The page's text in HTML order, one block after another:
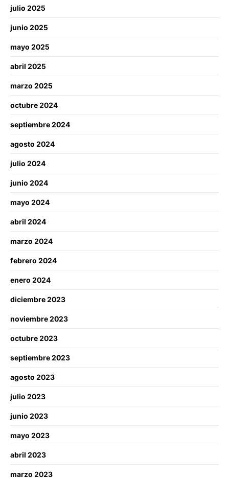
julio 2025
junio 2025
mayo 2025
abril 2025
marzo 2025
octubre 2024
septiembre 2024
agosto 2024
julio 2024
junio 2024
mayo 2024
abril 2024
marzo 2024
febrero 2024
enero 2024
diciembre 2023
noviembre 2023
octubre 2023
septiembre 2023
agosto 2023
julio 2023
junio 2023
mayo 2023
abril 2023
marzo 2023